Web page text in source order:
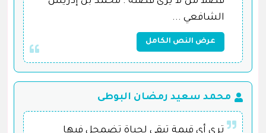
الشافعي ...
عرض النص الكامل
محمد سعيد رمضان البوطى
ترى أي قيمة تبقى لحياة تضمحل فيها